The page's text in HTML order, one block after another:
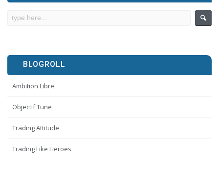
BLOGROLL
Ambition Libre
Objectif Tune
Trading Attitude
Trading Like Heroes